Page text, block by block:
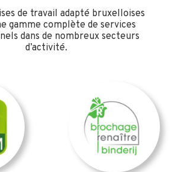
de travail adapté bruxelloises
gamme complète de services
dans de nombreux secteurs
d’activité.